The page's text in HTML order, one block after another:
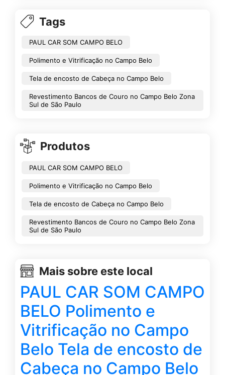
Tags
PAUL CAR SOM CAMPO BELO
Polimento e Vitrificação no Campo Belo
Tela de encosto de Cabeça no Campo Belo
Revestimento Bancos de Couro no Campo Belo Zona
Sul de São Paulo
Produtos
PAUL CAR SOM CAMPO BELO
Polimento e Vitrificação no Campo Belo
Tela de encosto de Cabeça no Campo Belo
Revestimento Bancos de Couro no Campo Belo Zona
Sul de São Paulo
Mais sobre este local
PAUL CAR SOM CAMPO
BELO Polimento e
Vitrificação no Campo
Belo Tela de encosto de
Cabeça no Campo Belo